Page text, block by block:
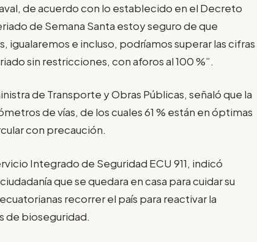
de acuerdo con lo establecido en el Decreto
de Semana Santa estoy seguro de que
e incluso, podríamos superar las cifras
sin restricciones, con aforos al 100 %”.
de Transporte y Obras Públicas, señaló que la
de vías, de los cuales 61 % están en óptimas
con precaución.
Integrado de Seguridad ECU 911, indicó
que se quedara en casa para cuidar su
recorrer el país para reactivar la
de bioseguridad.